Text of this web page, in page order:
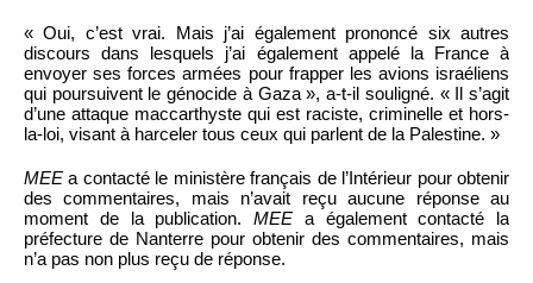
« Oui, c’est vrai. Mais j’ai également prononcé six autres
discours dans lesquels j’ai également appelé la France à
envoyer ses forces armées pour frapper les avions israéliens
qui poursuivent le génocide à Gaza », a-t-il souligné. « Il s’agit
d’une attaque maccarthyste qui est raciste, criminelle et hors-
la-loi, visant à harceler tous ceux qui parlent de la Palestine. »
MEE a contacté le ministère français de l’Intérieur pour obtenir
des commentaires, mais n’avait reçu aucune réponse au
moment de la publication. MEE a également contacté la
préfecture de Nanterre pour obtenir des commentaires, mais
n’a pas non plus reçu de réponse.